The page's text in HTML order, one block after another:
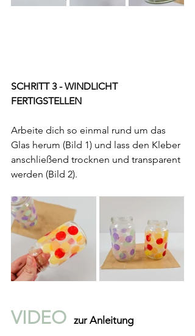
SCHRITT 3 - WINDLICHT
FERTIGSTELLEN
Arbeite dich so einmal rund um das
Glas herum (Bild 1) und lass den Kleber
anschließend trocknen und transparent
werden (Bild 2).
VIDEO zur Anleitung